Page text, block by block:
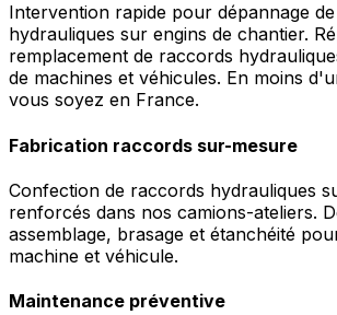
Intervention rapide pour dépannage
hydrauliques sur engins de chantier.
remplacement de raccords
de machines et véhicules. En moins
vous soyez en France.
Fabrication raccords sur-mesure
Confection de raccords hydrauliques
renforcés dans nos camions-ateliers.
assemblage, brasage et étanchéité
machine et véhicule.
Maintenance préventive